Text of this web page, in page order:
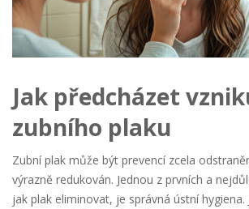
Jak předcházet
zubního plaku
Zubní plak může být prevencí zcela
výrazně redukován. Jednou z prvních a
jak plak eliminovat, je správná ústní hygiena.